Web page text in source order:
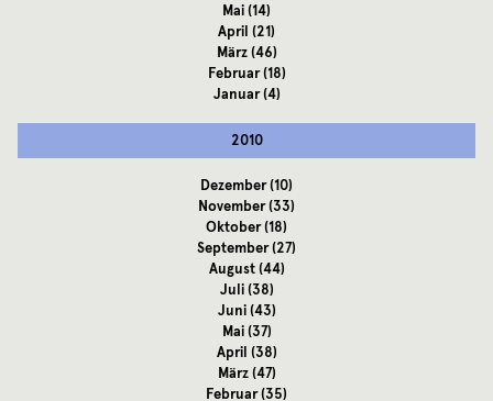
Mai(14)
April (21)
März(46)
Februar(18)
Januar(4)
2010
Dezember(10)
November(33)
Oktober(18)
September(27)
August(44)
Juli(38)
Juni(43)
Mai(37)
April (38)
März(47)
Februar(35)